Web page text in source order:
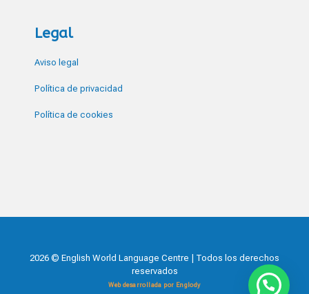
Legal
Aviso legal
Política de privacidad
Política de cookies
2026 © English World Language Centre | Todos los derechos
reservados
Web desarrollada por Englody